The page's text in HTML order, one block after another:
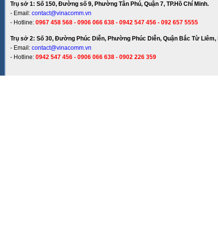
Trụ sở 1: Số 150, Đường số 9, Phường Tân Phú, Quận 7, TP.Hồ Chí Minh.
- Email: contact@vinacomm.vn
- Hotline: 0967 458 568 - 0906 066 638 - 0942 547 456 - 092 657 5555
Trụ sở 2: Số 30, Đường Phúc Diễn, Phường Phúc Diễn, Quận Bắc Từ Liêm,
- Email: contact@vinacomm.vn
- Hotline: 0942 547 456 - 0906 066 638 - 0902 226 359